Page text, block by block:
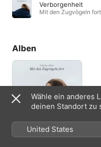
Verborgenheit
Mit den Zugvögeln fort
Alben
Mit den Zugvögeln
Wähle ein anderes
deinen Standort zu
United States